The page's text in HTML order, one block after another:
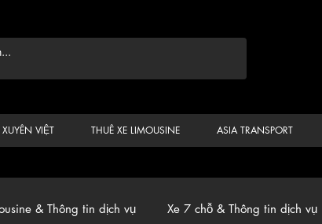
XUYÊN VIỆT THUÊ XE LIMOUSINE ASIA TRANSPORT
& Thông tin dịch vụ Xe 7 chỗ & Thông tin dịch vụ